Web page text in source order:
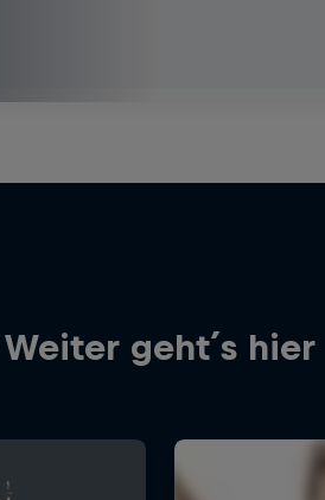
Weiter geht´s hier